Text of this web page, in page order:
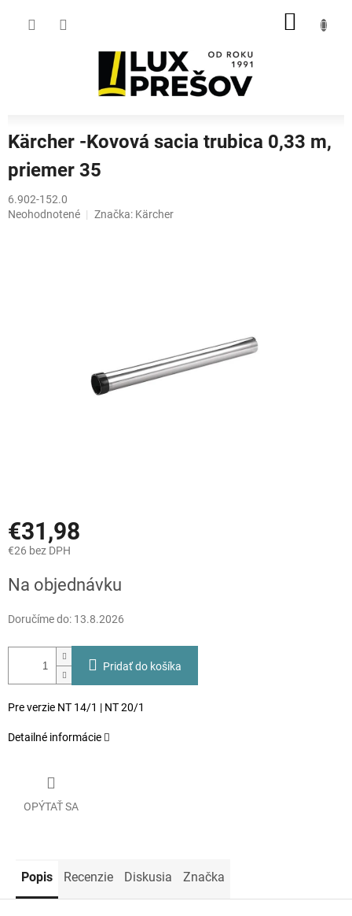
Kärcher -Kovová sacia trubica 0,33 m,
priemer 35
6.902-152.0
Priemerné
Neohodnotené Značka: Kärcher
€31,98
€26 bez DPH
cena:
Na objednávku
Doručíme do: 13.8.2026
Pridať do košíka
Pre verzie NT 14/1 | NT 20/1
Detailné informácie
OPÝTAŤ SA
Popis Recenzie Diskusia Značka